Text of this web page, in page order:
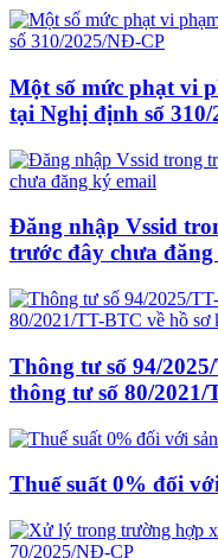
Một số mức phạt vi
tại Nghị định số
Đăng nhập Vssid
trước đây chưa
Thông tư số 94/
thông tư số 80/
Thuế suất 0% đối